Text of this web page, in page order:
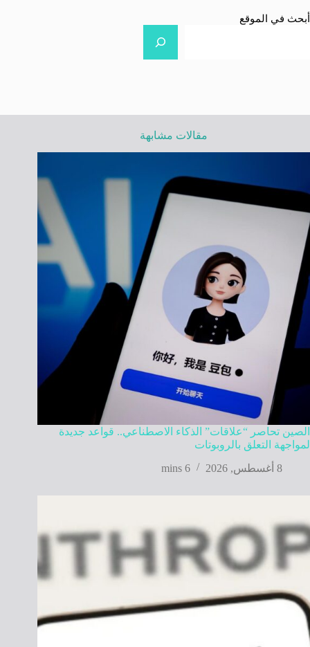
أبحث في الموقع
مقالات مشابهة
الصين تحاصر “علاقات” الذكاء الاصطناعي.. قواعد جديدة
لمواجهة التعلق بالروبوتات
8 أغسطس, 2026
6 mins